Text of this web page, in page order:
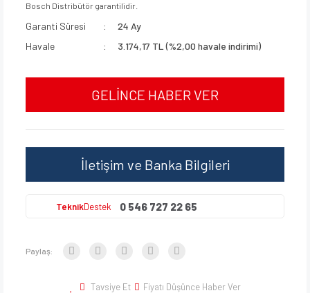
Bosch Distribütör garantilidir.
Garanti Süresi
24 Ay
Havale
3.174,17 TL (%2,00 havale indirimi)
GELİNCE HABER VER
İletişim ve Banka Bilgileri
TeknikDestek 0 546 727 22 65
Paylaş:
Tavsiye Et Fiyatı Düşünce Haber Ver